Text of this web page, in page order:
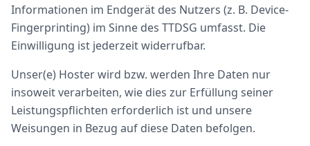
Informationen im Endgerät des Nutzers (z. B. Device-
Fingerprinting) im Sinne des TTDSG umfasst. Die
Einwilligung ist jederzeit widerrufbar.
Unser(e) Hoster wird bzw. werden Ihre Daten nur
insoweit verarbeiten, wie dies zur Erfüllung seiner
Leistungspflichten erforderlich ist und unsere
Weisungen in Bezug auf diese Daten befolgen.